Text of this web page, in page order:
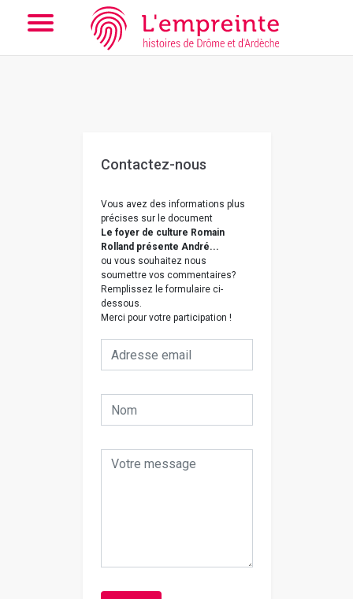
Array ( [slug] => nous-contacter [doc] => B26362101_1AFF_205
// Add the new slick-theme.css if you want the default styling
Contactez-nous
Vous avez des informations plus
précises sur le document
Le foyer de culture Romain
Rolland présente André...
ou vous souhaitez nous
soumettre vos commentaires?
Remplissez le formulaire ci-
dessous.
Merci pour votre participation !